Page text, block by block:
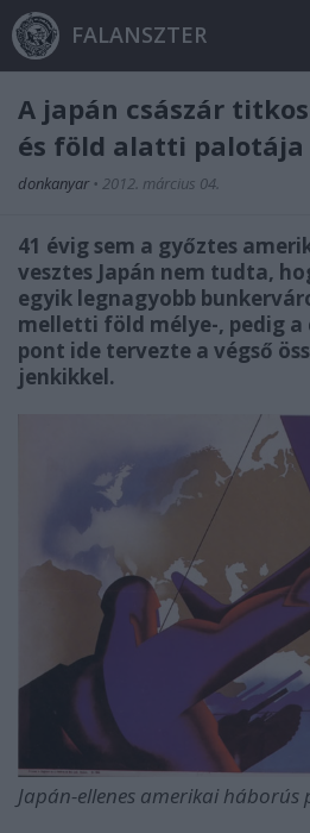
FALANSZTER
A japán császár
és föld alatti palotája
donkanyar • 2012. március 04.
41 évig sem a győztes
vesztes Japán nem tudta,
egyik legnagyobb
melletti föld mélye-, pedig a
pont ide tervezte a végső
jenkikkel.
Japán-ellenes amerikai háborús